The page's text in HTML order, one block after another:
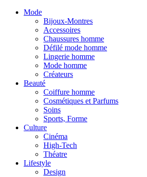
Mode
Bijoux-Montres
Accessoires
Chaussures homme
Défilé mode homme
Lingerie homme
Mode homme
Créateurs
Beauté
Coiffure homme
Cosmétiques et Parfums
Soins
Sports, Forme
Culture
Cinéma
High-Tech
Théatre
Lifestyle
Design